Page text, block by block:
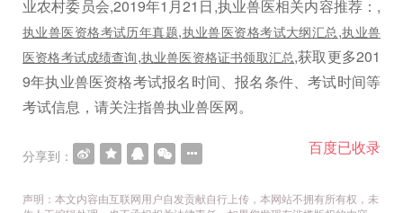
业农村委员会,2019年1月21日,执业兽医相关内容推荐：,
执业兽医资格考试历年真题,执业兽医资格考试大纲汇总,执业兽
医资格考试成绩查询,执业兽医资格证书领取汇总,获取更多201
9年执业兽医资格考试报名时间、报名条件、考试时间等
考试信息，请关注指兽执业兽医网。
百度已收录
分享到：
声明：本文内容由互联网用户自发贡献自行上传，本网站不拥有所有权，未